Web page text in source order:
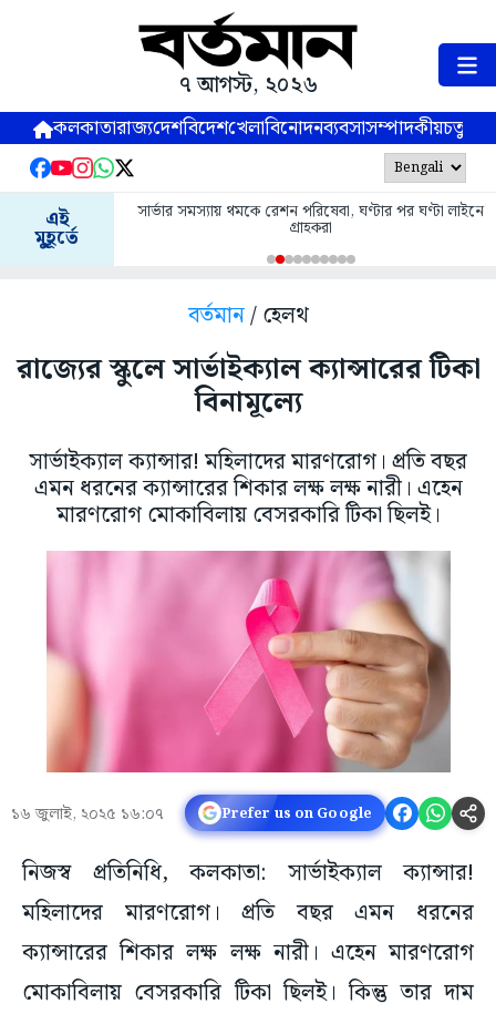
৭ আগস্ট, ২০২৬
কলকাতারাজ্যদেশবিদেশখেলাবিনোদনব্যবসাসম্পাদকীয়
এই
মুহূর্তে
সার্ভার সমস্যায় থমকে রেশন পরিষেবা, ঘণ্টার পর ঘণ্টা লাইনে
গ্রাহকরা
বর্তমান/ হেলথ
রাজ্যের স্কুলে সার্ভাইক্যাল ক্যান্সারের টিকা
বিনামূল্যে
সার্ভাইক্যাল ক্যান্সার! মহিলাদের মারণরোগ। প্রতি বছর
এমন ধরনের ক্যান্সারের শিকার লক্ষ লক্ষ নারী। এহেন
মারণরোগ মোকাবিলায় বেসরকারি টিকা ছিলই।
১৬ জুলাই, ২০২৫ ১৬:০৭ Prefer us on Google
নিজস্ব প্রতিনিধি, কলকাতা: সার্ভাইক্যাল ক্যান্সার!
মহিলাদের মারণরোগ। প্রতি বছর এমন ধরনের
ক্যান্সারের শিকার লক্ষ লক্ষ নারী। এহেন মারণরোগ
মোকাবিলায় বেসরকারি টিকা ছিলই। কিন্তু তার দাম